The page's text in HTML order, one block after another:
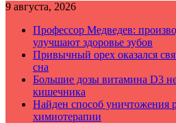
9 августа, 2026
Профессор Медведев:
улучшают здоровье зубов
Привычный орех оказался
сна
Большие дозы витамина D3
кишечника
Найден способ уничтожения
химиотерапии